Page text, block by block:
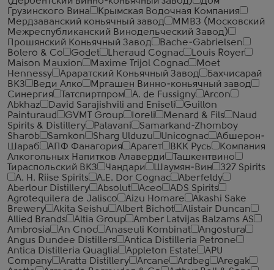
Грузинского Вина
Крымская Водочная Компания
Мердзаванский коньячный завод
ММВЗ (Московский
Межреспубликанский Винодельческий Завод)
Прошянский Коньячный Завод
Bache-Gabrielsen
Bolero & Co
Godet Lheraud Cognac
Louis Royer
Maison Mauxion
Maxime Trijol Cognac
Moet
Hennessy
Араратский Коньячный Завод
Бахчисарай
ВКЗ
Веди Алко
Мргашен Винно-коньячный завод
Синергия
Татспиртпром A. de Fussigny
Arcon
Abkhaz
David Sarajishvili and Eniseli
Guillon
Painturaud
GVMT Group Ioreli Menard & Fils
Naud
Spirits & Distillery
Palavani
Samarkand-Zhomboy
Sharob
Samkon Sharg Ulduzu Unicognac
Абшерон-
Шараб
АПФ Фанагория Арагет ВКК Русь
Компания
Алкогольных Напитков Алаверди
Ташкентвино
Тираспольский ВКЗ
Чандари Шаумян-Вин
327 Spirits
A. H. Riise Spirits
A.E. Dor Cognac
Aberfeldy
Aberlour Distillery
Absolut Aceo
ADS Spirits
Agrotequilera de Jalisco
Aizu Homare
Akashi Sake
Brewery
Akita Seishu Albert Bichot
Alistair Duncan
Allied Brands
Altia Group
Amber Latvijas Balzams AS
Ambrosia
An Cnoc Anaseuli Kombinat
Angostura
Angus Dundee Distillers
Antica Distilleria Petrone
Antica Distilleria Quaglia
Appleton Estate
APU
Company
Aratta Distillery Arcane Ardbeg
Aregak